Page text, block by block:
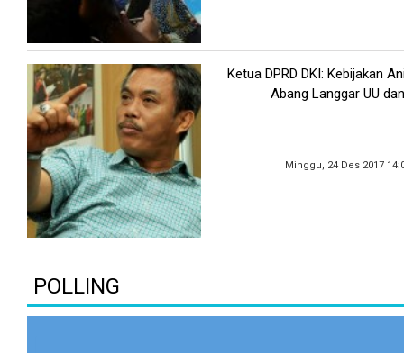
Ketua DPRD DKI: Kebijakan
Abang Langgar UU
Minggu, 24 Des 2017
POLLING